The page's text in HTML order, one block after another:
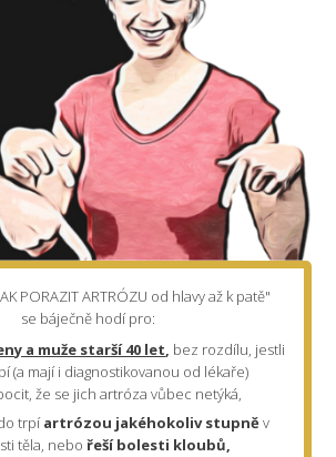
PORAZIT ARTRÓZU od hlavy až k patě"
se báječně hodí pro:
a muže starší 40 let, bez rozdílu, jestli
(a mají i diagnostikovanou od lékaře)
že se jich artróza vůbec netýká,
trpíartrózou jakéhokoliv stupněv
těla, nebořešíbolesti kloubů,